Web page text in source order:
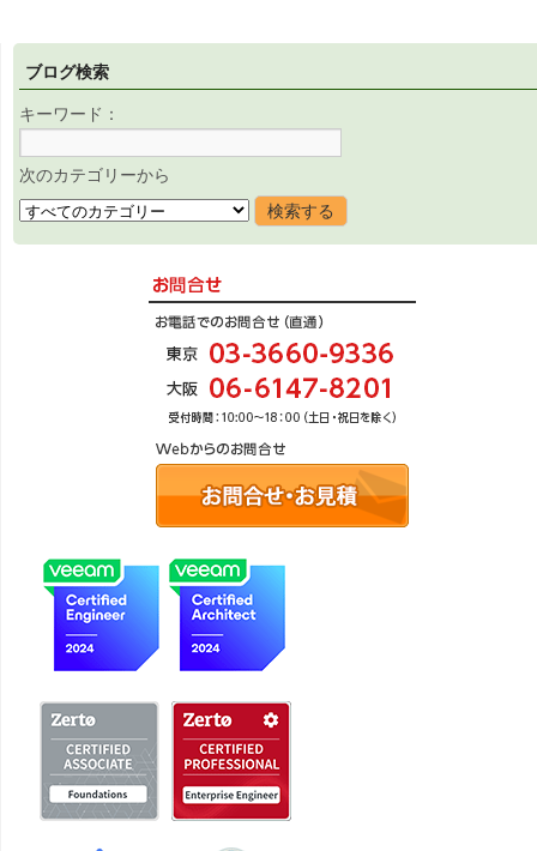
ブログ検索
キーワード：
次のカテゴリーから